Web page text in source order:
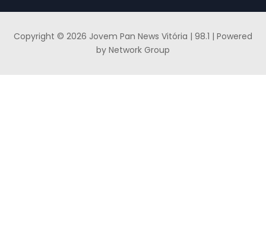
Copyright © 2026 Jovem Pan News Vitória | 98.1 | Powered
by Network Group